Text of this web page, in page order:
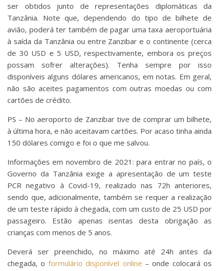
ser obtidos junto de representações diplomáticas da
Tanzânia. Note que, dependendo do tipo de bilhete de
avião, poderá ter também de pagar uma taxa aeroportuária
à saída da Tanzânia ou entre Zanzibar e o continente (cerca
de 30 USD e 5 USD, respectivamente, embora os preços
possam sofrer alterações). Tenha sempre por isso
disponíveis alguns dólares americanos, em notas. Em geral,
não são aceites pagamentos com outras moedas ou com
cartões de crédito.
PS – No aeroporto de Zanzibar tive de comprar um bilhete,
à última hora, e não aceitavam cartões. Por acaso tinha ainda
150 dólares comigo e foi o que me salvou.
Informações em novembro de 2021: para entrar no país, o
Governo da Tanzânia exige a apresentação de um teste
PCR negativo à Covid-19, realizado nas 72h anteriores,
sendo que, adicionalmente, também se requer a realização
de um teste rápido à chegada, com um custo de 25 USD por
passageiro. Estão apenas isentas desta obrigação as
crianças com menos de 5 anos.
Deverá ser preenchido, no máximo até 24h antes da
chegada, o formulário disponível online – onde colocará os